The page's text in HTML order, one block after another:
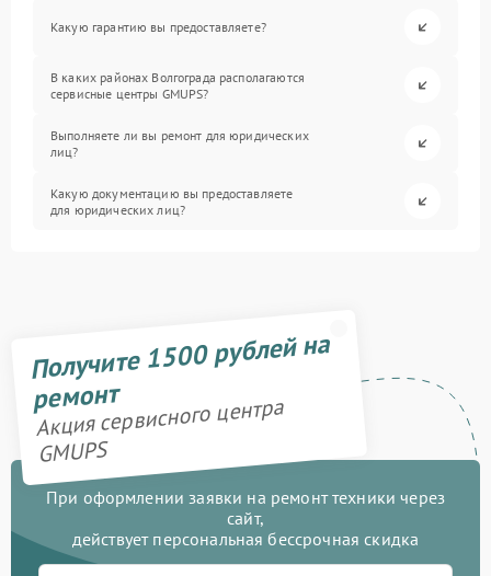
Какую гарантию вы предоставляете?
В каких районах Волгограда располагаются
сервисные центры GMUPS?
Выполняете ли вы ремонт для юридических
лиц?
Какую документацию вы предоставляете
для юридических лиц?
Получите 1500 рублей на
ремонт
Акция сервисного центра
GMUPS
При оформлении заявки на ремонт техники через
сайт,
действует персональная бессрочная скидка